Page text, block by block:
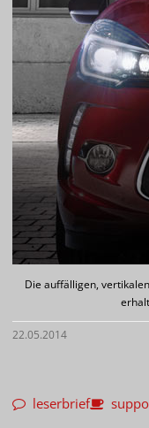
Die auffälligen,
22.05.2014
leserbrief